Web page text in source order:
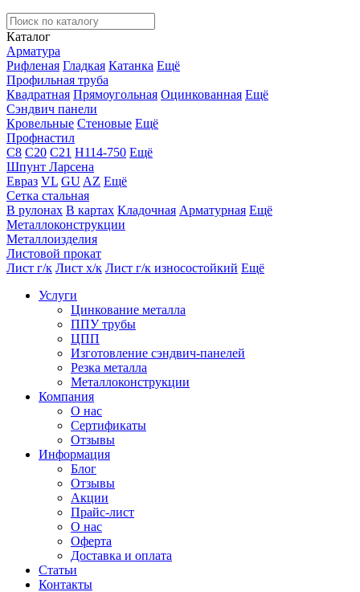
Каталог
Арматура
Рифленая Гладкая Катанка Ещё
Профильная труба
Квадратная Прямоугольная Оцинкованная Ещё
Сэндвич панели
Кровельные Стеновые Ещё
Профнастил
С8 С20 С21 Н114-750 Ещё
Шпунт Ларсена
Евраз VL GU AZ Ещё
Сетка стальная
В рулонах В картах Кладочная Арматурная Ещё
Металлоконструкции
Металлоизделия
Листовой прокат
Лист г/к Лист х/к Лист г/к износостойкий Ещё
Услуги
Цинкование металла
ППУ трубы
ЦПП
Изготовление сэндвич-панелей
Резка металла
Металлоконструкции
Компания
О нас
Сертификаты
Отзывы
Информация
Блог
Отзывы
Акции
Прайс-лист
О нас
Оферта
Доставка и оплата
Статьи
Контакты